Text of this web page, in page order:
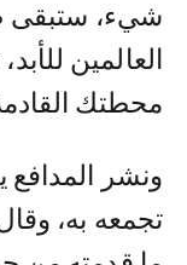
شيء، ستبقى
العالمين
محطتك
ونشر المدافع
تجمعه به،